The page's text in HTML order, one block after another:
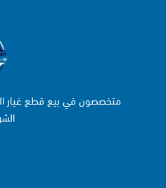
متخصصون في بيع قطع غيار